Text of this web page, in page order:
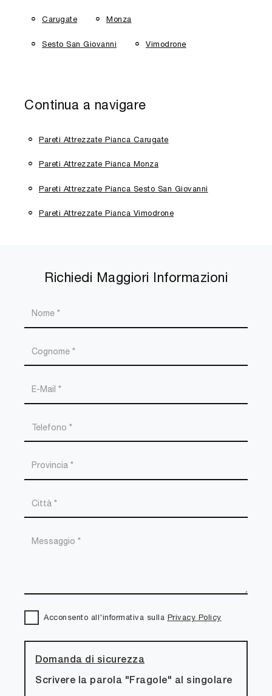
Carugate Monza
Sesto San Giovanni Vimodrone
Continua a navigare
Pareti Attrezzate Pianca Carugate
Pareti Attrezzate Pianca Monza
Pareti Attrezzate Pianca Sesto San Giovanni
Pareti Attrezzate Pianca Vimodrone
Richiedi Maggiori Informazioni
Acconsento all'informativa sulla Privacy Policy
Domanda di sicurezza
Scrivere la parola "Fragole" al singolare